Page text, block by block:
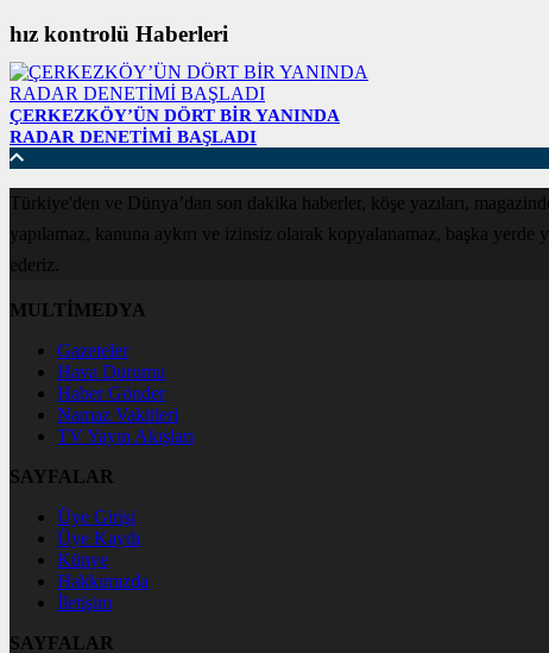
hız kontrolü Haberleri
ÇERKEZKÖY’ÜN DÖRT BİR YANINDA
RADAR DENETİMİ BAŞLADI
Türkiye'den ve Dünya’dan son dakika haberler, köşe yazıları,
yapılamaz, kanuna aykırı ve izinsiz olarak kopyalanamaz, başka
ederiz.
MULTİMEDYA
Gazeteler
Hava Durumu
Haber Gönder
Namaz Vakitleri
TV Yayın Akışları
SAYFALAR
Üye Girişi
Üye Kaydı
Künye
Hakkımızda
İletişim
SAYFALAR